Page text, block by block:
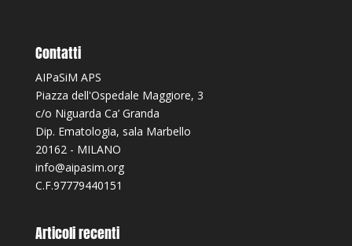
Contatti
AIPaSiM APS
Piazza dell'Ospedale Maggiore, 3
c/o Niguarda Ca’ Granda
Dip. Ematologia, sala Marbello
20162 - MILANO
info@aipasim.org
C.F.97779440151
Articoli recenti